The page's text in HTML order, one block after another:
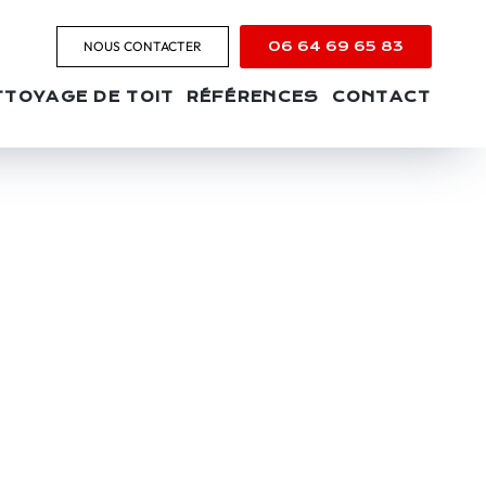
NOUS CONTACTER 06 64 69 65 83
DE TOIT RÉFÉRENCES CONTACT